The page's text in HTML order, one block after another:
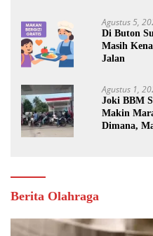
Agustus 5,
Di Buton
Masih
Jalan
Agustus 1,
Joki BBM
Makin
Dimana,
Berita Olahraga